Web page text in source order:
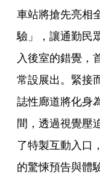
車站將搶先亮相
驗」，讓通勤民
入後室的錯覺，
常設展出。緊接
誌性廊道將化身
間，透過視覺壓
了特製互動入口
的驚悚預告與體